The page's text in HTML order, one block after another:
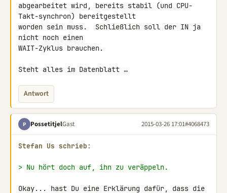
abgearbeitet wird, bereits stabil (und CPU-
Takt-synchron) bereitgestellt
worden sein muss.  Schließlich soll der IN ja
nicht noch einen
WAIT-Zyklus brauchen.
Steht alles im Datenblatt …
Antwort
P PossetitjelGast 2015-03-26 17:01#4068473
Stefan Us schrieb:
> Nu hört doch auf, ihn zu veräppeln.
Okay... hast Du eine Erklärung dafür, dass die